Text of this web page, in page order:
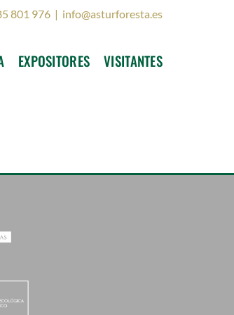
801 976 | info@asturforesta.es
EXPOSITORES VISITANTES